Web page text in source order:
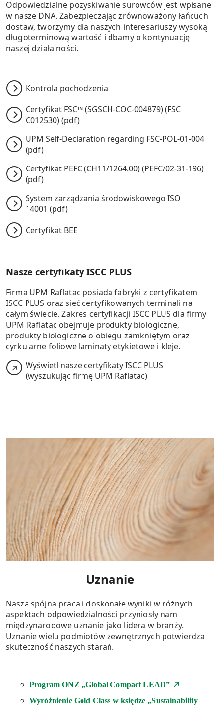
Odpowiedzialne pozyskiwanie surowców jest wpisane
w nasze DNA. Zabezpieczając zrównoważony łańcuch
dostaw, tworzymy dla naszych interesariuszy wysoką
długoterminową wartość i dbamy o kontynuację
naszej działalności.
Kontrola pochodzenia
Certyfikat FSC™ (SGSCH-COC-004879) (FSC
C012530) (pdf)
UPM Self-Declaration regarding FSC-POL-01-004
(pdf)
Certyfikat PEFC (CH11/1264.00) (PEFC/02-31-196)
(pdf)
System zarządzania środowiskowego ISO
14001 (pdf)
Certyfikat BEE
Nasze certyfikaty ISCC PLUS
Firma UPM Raflatac posiada fabryki z certyfikatem
ISCC PLUS oraz sieć certyfikowanych terminali na
całym świecie. Zakres certyfikacji ISCC PLUS dla firmy
UPM Raflatac obejmuje produkty biologiczne,
produkty biologiczne o obiegu zamkniętym oraz
cyrkularne foliowe laminaty etykietowe i kleje.
Wyświetl nasze certyfikaty ISCC PLUS
(wyszukując firmę UPM Raflatac)
Uznanie
Nasza spójna praca i doskonałe wyniki w różnych
aspektach odpowiedzialności przyniosły nam
międzynarodowe uznanie jako lidera w branży.
Uznanie wielu podmiotów zewnętrznych potwierdza
skuteczność naszych starań.
Program ONZ „Global Compact LEAD”
Wyróżnienie Gold Class w księdze „Sustainability